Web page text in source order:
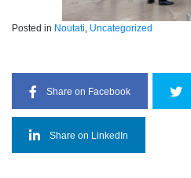
Posted in Noutati, Uncategorized
Share on Facebook
Share on LinkedIn